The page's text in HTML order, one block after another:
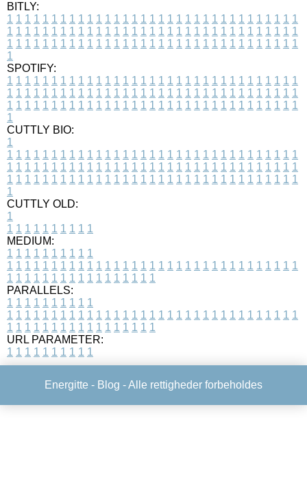
BITLY:
1 1 1 1 1 1 1 1 1 1 1 1 1 1 1 1 1 1 1 1 1 1 1 1 1 1 1 1 1 1 1 1 1
1 1 1 1 1 1 1 1 1 1 1 1 1 1 1 1 1 1 1 1 1 1 1 1 1 1 1 1 1 1 1 1 1
1 1 1 1 1 1 1 1 1 1 1 1 1 1 1 1 1 1 1 1 1 1 1 1 1 1 1 1 1 1 1 1 1
1
SPOTIFY:
1 1 1 1 1 1 1 1 1 1 1 1 1 1 1 1 1 1 1 1 1 1 1 1 1 1 1 1 1 1 1 1 1
1 1 1 1 1 1 1 1 1 1 1 1 1 1 1 1 1 1 1 1 1 1 1 1 1 1 1 1 1 1 1 1 1
1 1 1 1 1 1 1 1 1 1 1 1 1 1 1 1 1 1 1 1 1 1 1 1 1 1 1 1 1 1 1 1 1
1
CUTTLY BIO:
1
1 1 1 1 1 1 1 1 1 1 1 1 1 1 1 1 1 1 1 1 1 1 1 1 1 1 1 1 1 1 1 1 1
1 1 1 1 1 1 1 1 1 1 1 1 1 1 1 1 1 1 1 1 1 1 1 1 1 1 1 1 1 1 1 1 1
1 1 1 1 1 1 1 1 1 1 1 1 1 1 1 1 1 1 1 1 1 1 1 1 1 1 1 1 1 1 1 1 1
1
CUTTLY OLD:
1
1 1 1 1 1 1 1 1 1 1
MEDIUM:
1 1 1 1 1 1 1 1 1 1
1 1 1 1 1 1 1 1 1 1 1 1 1 1 1 1 1 1 1 1 1 1 1 1 1 1 1 1 1 1 1 1 1
1 1 1 1 1 1 1 1 1 1 1 1 1 1 1 1 1
PARALLELS:
1 1 1 1 1 1 1 1 1 1
1 1 1 1 1 1 1 1 1 1 1 1 1 1 1 1 1 1 1 1 1 1 1 1 1 1 1 1 1 1 1 1 1
1 1 1 1 1 1 1 1 1 1 1 1 1 1 1 1 1
URL PARAMETER:
1 1 1 1 1 1 1 1 1 1
Energitte - Blog - Alle rettigheder forbeholdes